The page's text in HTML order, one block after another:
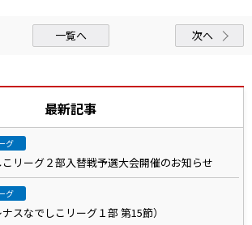
一覧へ 次へ
最新記事
グ
リーグ２部入替戦予選大会開催のお知らせ
グ
スなでしこリーグ１部 第15節）